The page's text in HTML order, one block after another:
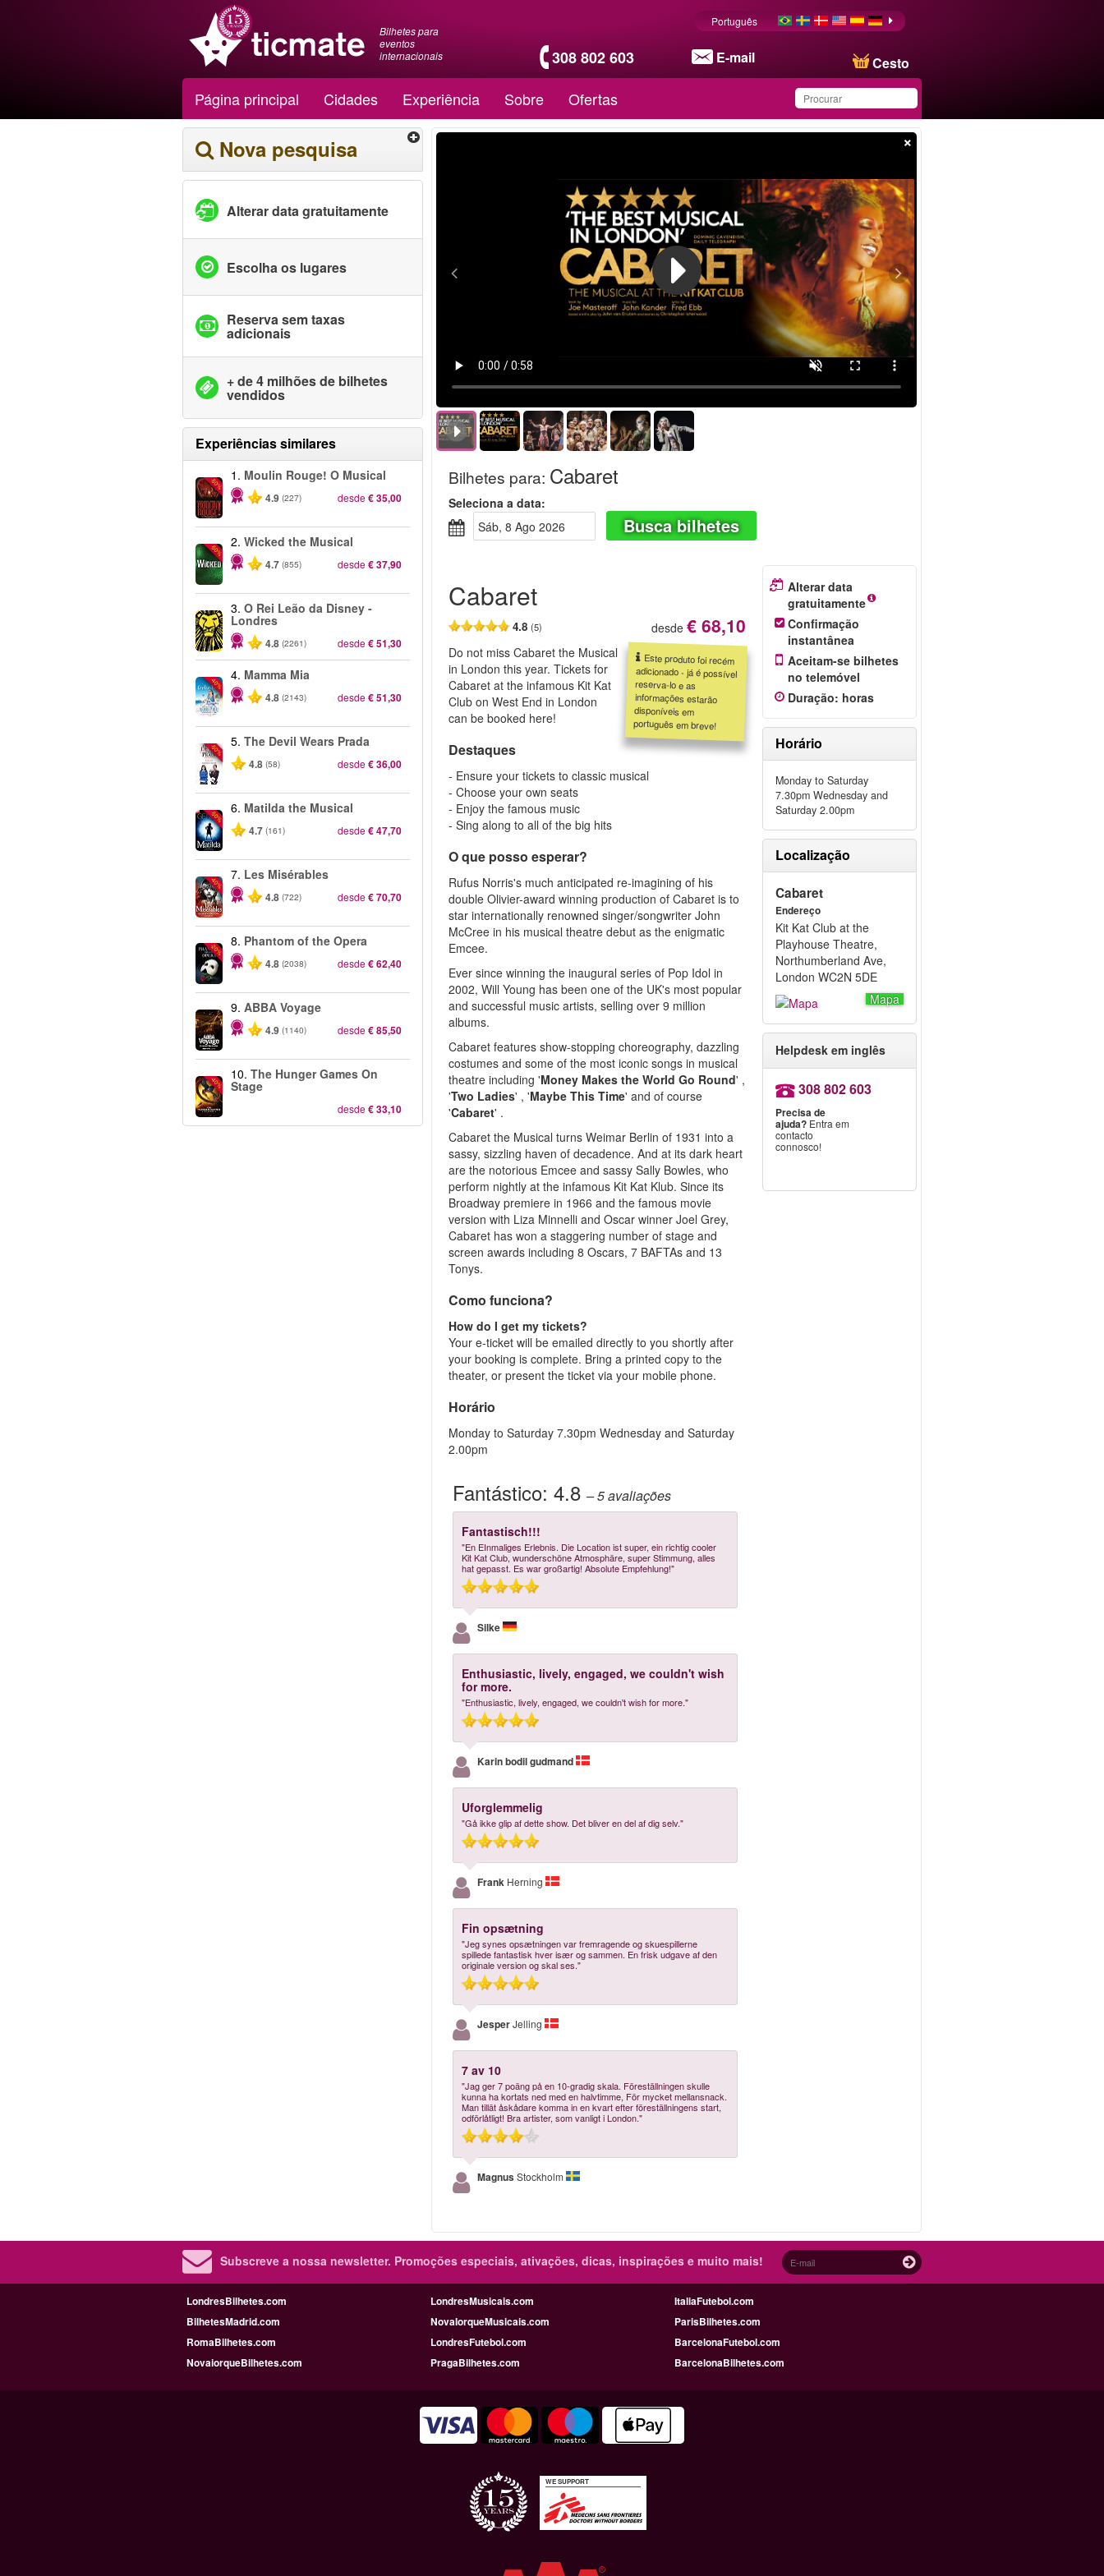
Bilhetes para
eventos
internacionais
308 802 603 E-mail Cesto
Português
Página principal Cidades Experiência Sobre Ofertas
Nova pesquisa
Alterar data gratuitamente
Escolha os lugares
Reserva sem taxas
adicionais
+ de 4 milhões de bilhetes
vendidos
Experiências similares
-50%
1. Moulin Rouge! O Musical
4.9 (227) desde€ 35,00
-50%
2. Wicked the Musical
4.7 (855) desde€ 37,90
3. O Rei Leão da Disney -
Londres
4.8 (2261) desde€ 51,30
-40%
4. Mamma Mia
4.8 (2143) desde€ 51,30
-50%
5. The Devil Wears Prada
4.8 (58) desde€ 36,00
-50%
6. Matilda the Musical
4.7 (161) desde€ 47,70
-40%
7. Les Misérables
4.8 (722) desde€ 70,70
-20%
8. Phantom of the Opera
4.8 (2038) desde€ 62,40
9. ABBA Voyage
4.9 (1140) desde€ 85,50
-40%
10. The Hunger Games On
Stage
desde€ 33,10
×
Bilhetes para: Cabaret
Seleciona a data:
Sáb, 8 Ago 2026
Busca bilhetes
Cabaret
4.8(5) desde € 68,10
Este produto foi recém
adicionado - já é possível
reserva-lo e as
informações estarão
disponíveis em
português em breve!
Do not miss Cabaret the Musical
in London this year. Tickets for
Cabaret at the infamous Kit Kat
Club on West End in London
can be booked here!
Destaques
- Ensure your tickets to classic musical
- Choose your own seats
- Enjoy the famous music
- Sing along to all of the big hits
O que posso esperar?
Rufus Norris's much anticipated re-imagining of his
double Olivier-award winning production of Cabaret is to
star internationally renowned singer/songwriter John
McCree in his musical theatre debut as the enigmatic
Emcee.
Ever since winning the inaugural series of Pop Idol in
2002, Will Young has been one of the UK's most popular
and successful music artists, selling over 9 million
albums.
Cabaret features show-stopping choreography, dazzling
costumes and some of the most iconic songs in musical
theatre including 'Money Makes the World Go Round' ,
'Two Ladies' , 'Maybe This Time' and of course
'Cabaret' .
Cabaret the Musical turns Weimar Berlin of 1931 into a
sassy, sizzling haven of decadence. And at its dark heart
are the notorious Emcee and sassy Sally Bowles, who
perform nightly at the infamous Kit Kat Klub. Since its
Broadway premiere in 1966 and the famous movie
version with Liza Minnelli and Oscar winner Joel Grey,
Cabaret has won a staggering number of stage and
screen awards including 8 Oscars, 7 BAFTAs and 13
Tonys.
Como funciona?
How do I get my tickets?
Your e-ticket will be emailed directly to you shortly after
your booking is complete. Bring a printed copy to the
theater, or present the ticket via your mobile phone.
Horário
Monday to Saturday 7.30pm Wednesday and Saturday
2.00pm
Fantástico:4.8– 5avaliações
Fantastisch!!!
"En EInmaliges Erlebnis. Die Location ist super, ein richtig cooler
Kit Kat Club, wunderschöne Atmosphäre, super Stimmung, alles
hat gepasst. Es war großartig! Absolute Empfehlung!"
Silke
Enthusiastic, lively, engaged, we couldn't wish
for more.
"Enthusiastic, lively, engaged, we couldn't wish for more."
Karin bodil gudmand
Uforglemmelig
"Gå ikke glip af dette show. Det bliver en del af dig selv."
Frank Herning
Fin opsætning
"Jeg synes opsætningen var fremragende og skuespillerne
spillede fantastisk hver især og sammen. En frisk udgave af den
originale version og skal ses."
JesperJelling
7 av 10
"Jag ger 7 poäng på en 10-gradig skala. Föreställningen skulle
kunna ha kortats ned med en halvtimme, För mycket mellansnack.
Man tillät åskådare komma in en kvart efter föreställningens start,
odförlåtligt! Bra artister, som vanligt i London."
MagnusStockholm
Alterar data
gratuitamente
Confirmação
instantânea
Aceitam-se bilhetes
no telemóvel
Duração: horas
Horário
Monday to Saturday
7.30pm Wednesday and
Saturday 2.00pm
Localização
Cabaret
Endereço
Kit Kat Club at the
Playhouse Theatre,
Northumberland Ave,
London WC2N 5DE
Mapa
Helpdesk em inglês
308 802 603
Precisa de
ajuda?Entra em
contacto
connosco!
Subscreve a nossa newsletter. Promoções especiais, ativações, dicas, inspirações e muito mais!
LondresBilhetes.com LondresMusicais.com
ItaliaFutebol.com
BilhetesMadrid.com
NovaIorqueMusicais.com
ParisBilhetes.com
RomaBilhetes.com
LondresFutebol.com
BarcelonaFutebol.com
NovaiorqueBilhetes.com
PragaBilhetes.com BarcelonaBilhetes.com
WE SUPPORT